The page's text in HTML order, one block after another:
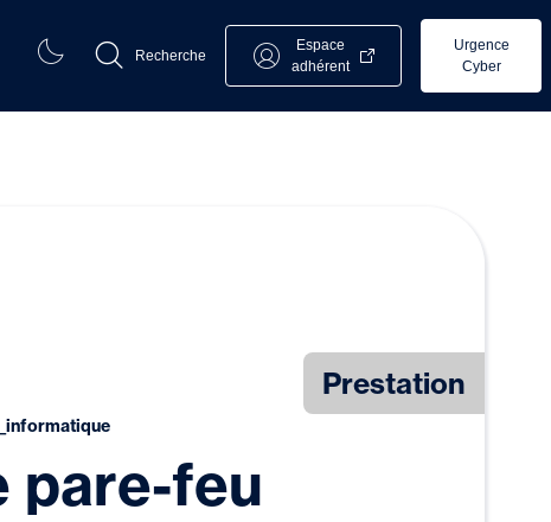
Recherche
Espace
adhérent
Urgence
Cyber
Prestation
pare-feu